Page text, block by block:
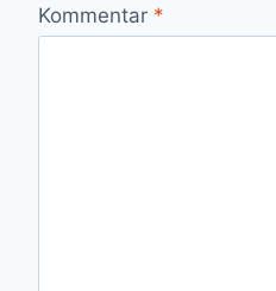
Kommentar *